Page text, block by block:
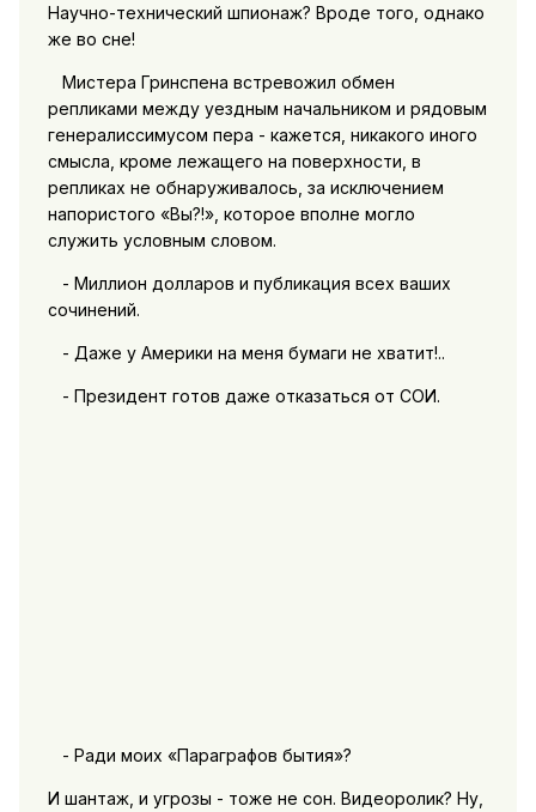
Научно-технический шпионаж? Вроде того, однако
же во сне!
Мистера Гринспена встревожил обмен
репликами между уездным начальником и рядовым
генералиссимусом пера - кажется, никакого иного
смысла, кроме лежащего на поверхности, в
репликах не обнаруживалось, за исключением
напористого «Вы?!», которое вполне могло
служить условным словом.
- Миллион долларов и публикация всех ваших
сочинений.
- Даже у Америки на меня бумаги не хватит!..
- Президент готов даже отказаться от СОИ.
- Ради моих «Параграфов бытия»?
И шантаж, и угрозы - тоже не сон. Видеоролик? Ну,